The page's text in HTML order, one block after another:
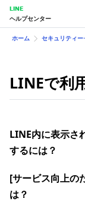
LINE
ヘルプセンター
ホーム セキュリティー
LINEで利
LINE内に表示さ
するには？
[サービス向上の
は？